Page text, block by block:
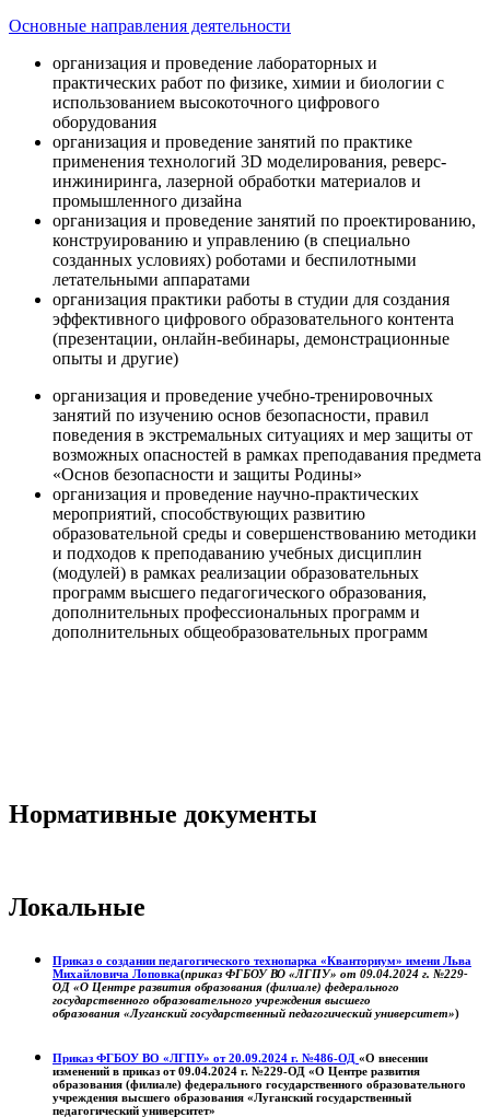
Основные направления деятельности
организация и проведение лабораторных и
практических работ по физике, химии и биологии с
использованием высокоточного цифрового
оборудования
организация и проведение занятий по практике
применения технологий 3D моделирования, реверс-
инжиниринга, лазерной обработки материалов и
промышленного дизайна
организация и проведение занятий по проектированию,
конструированию и управлению (в специально
созданных условиях) роботами и беспилотными
летательными аппаратами
организация практики работы в студии для создания
эффективного цифрового образовательного контента
(презентации, онлайн-вебинары, демонстрационные
опыты и другие)
организация и проведение учебно-тренировочных
занятий по изучению основ безопасности, правил
поведения в экстремальных ситуациях и мер защиты от
возможных опасностей в рамках преподавания предмета
«Основ безопасности и защиты Родины»
организация и проведение научно-практических
мероприятий, способствующих развитию
образовательной среды и совершенствованию методики
и подходов к преподаванию учебных дисциплин
(модулей) в рамках реализации образовательных
программ высшего педагогического образования,
дополнительных профессиональных программ и
дополнительных общеобразовательных программ
Нормативные документы
Локальные
Приказ о создании педагогического технопарка «Кванториум» имени Льва
Михайловича Лоповка(приказ ФГБОУ ВО «ЛГПУ» от 09.04.2024 г. №229-
ОД «О Центре развития образования (филиале) федерального
государственного образовательного учреждения высшего
образования «Луганский государственный педагогический университет»)
Приказ ФГБОУ ВО «ЛГПУ» от 20.09.2024 г. №486-ОД «О внесении
изменений в приказ от 09.04.2024 г. №229-ОД «О Центре развития
образования (филиале) федерального государственного образовательного
учреждения высшего образования «Луганский государственный
педагогический университет»